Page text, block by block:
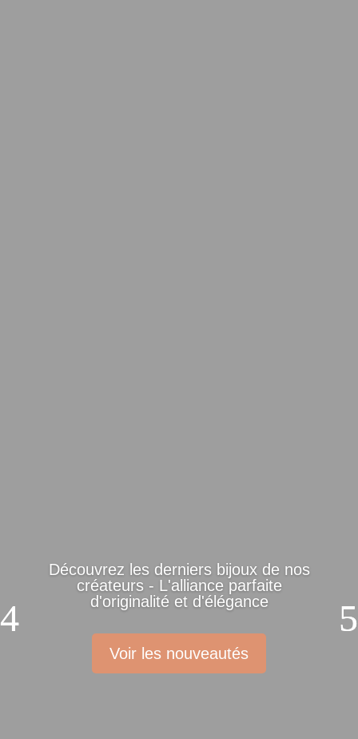
Découvrez les derniers bijoux de nos
créateurs - L'alliance parfaite
d'originalité et d'élégance
Voir les nouveautés